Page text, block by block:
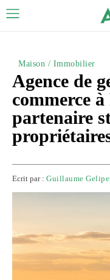
Maison / Immobilier
Agence de
commerce
partenaire
Ecrit par : Guillaume